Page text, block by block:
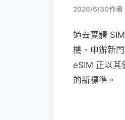
2026/6/30作者
過去實體
機、申辦新
eSIM 正以其
的新標準。